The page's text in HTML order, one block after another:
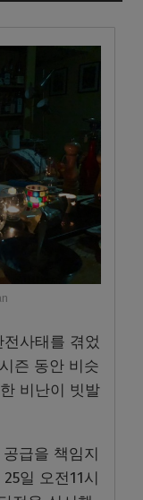
사태를 겪었
즌 동안 비슷
비난이 빗발
급을 책임지
일 오전11시